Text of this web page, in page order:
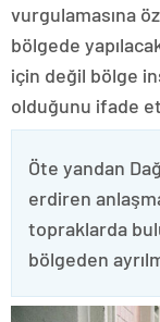
vurgulamasına
bölgede
için değil bölge
olduğunu ifade
Öte yandan
erdiren
topraklarda
bölgeden